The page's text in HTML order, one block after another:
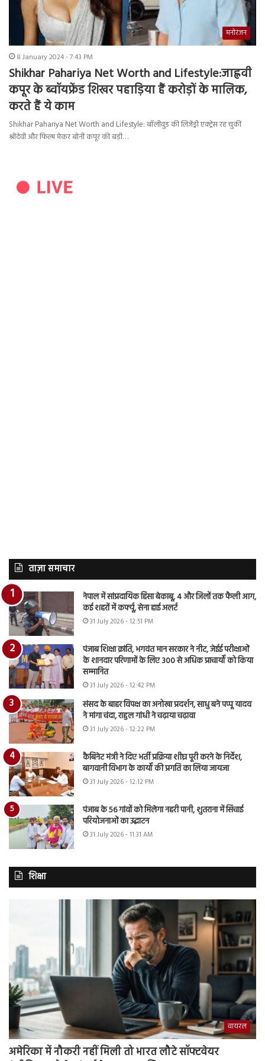
मनोरंजन
8 January 2024 - 7:43 PM
Shikhar Pahariya Net Worth and Lifestyle:जाह्नवी
कपूर के ब्वॉयफ्रेंड शिखर पहाड़िया हैं करोड़ों के मालिक,
करते हैं ये काम
Shikhar Pahariya Net Worth and Lifestyle: बॉलीवुड की लिजेंड्री एक्ट्रेस रह चुकीं
श्रीदेवी और फिल्म मेकर बोनी कपूर की बड़ी…
ताज़ा समाचार
नेपाल में सांप्रदायिक हिंसा बेकाबू, 4 और जिलों तक फैली आग,
कई शहरों में कर्फ्यू, सेना हाई अलर्ट
31 July 2026 - 12:51 PM
पंजाब शिक्षा क्रांति, भगवंत मान सरकार ने नीट, जेईई परीक्षाओं
के शानदार परिणामों के लिए 300 से अधिक प्राचार्यों को किया
सम्मानित
31 July 2026 - 12:42 PM
संसद के बाहर विपक्ष का अनोखा प्रदर्शन, साधु बने पप्पू यादव
ने मांगा चंदा, राहुल गांधी ने चढ़ाया चढ़ावा
31 July 2026 - 12:22 PM
कैबिनेट मंत्री ने दिए भर्ती प्रक्रिया शीघ्र पूरी करने के निर्देश,
बागवानी विभाग के कार्यों की प्रगति का लिया जायजा
31 July 2026 - 12:12 PM
पंजाब के 56 गांवों को मिलेगा नहरी पानी, शुतराना में सिंचाई
परियोजनाओं का उद्घाटन
31 July 2026 - 11:31 AM
शिक्षा
वायरल
अमेरिका में नौकरी नहीं मिली तो भारत लौटे सॉफ्टवेयर